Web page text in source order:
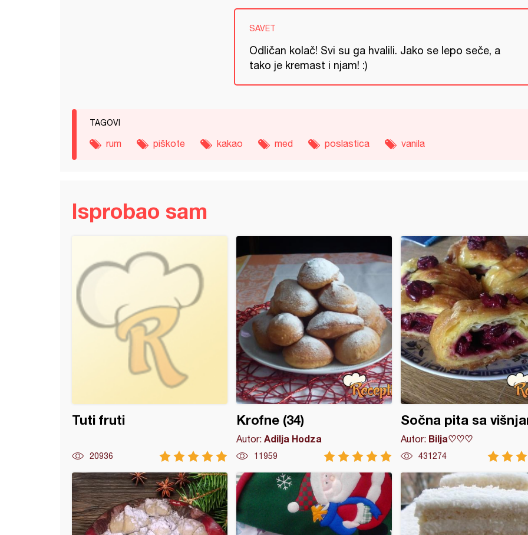
SAVET
Odličan kolač! Svi su ga hvalili. Jako se lepo seče, a
tako je kremast i njam! :)
TAGOVI
rum piškote kakao med poslastica vanila
Isprobao sam
Tuti fruti
20936
Krofne (34)
Autor: Adilja Hodza
11959
Sočna pita sa
Autor: Bilja♡♡♡
431274